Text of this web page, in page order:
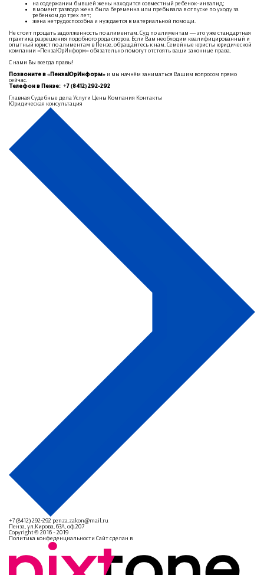
на содержании бывшей жены находится совместный ребенок-инвалид;
в момент развода жена была беременна или пребывала в отпуске по уходу за
ребенком до трех лет;
жена нетрудоспособна и нуждается в материальной помощи.
Не стоит прощать задолженность по алиментам. Суд по алиментам — это уже стандартная
практика разрешения подобного рода споров. Если Вам необходим квалифицированный и
опытный юрист по алиментам в Пензе, обращайтесь к нам. Семейные юристы юридической
компании «ПензаЮрИнформ» обязательно помогут отстоять ваши законные права.
С нами Вы всегда правы!
Позвоните в «ПензаЮрИнформ» и мы начнём заниматься Вашим вопросом прямо
сейчас.
Телефон в Пензе: +7 (8412) 292-292
Главная Судебные делаУслуги Цены Компания Контакты
Юридическая консультация
+7 (8412) 292-292penza.zakon@mail.ru
Пенза, ул.Кирова, 63А, оф.207
Copyright © 2016 - 2019
Политика конфеденциальности Сайт сделан в